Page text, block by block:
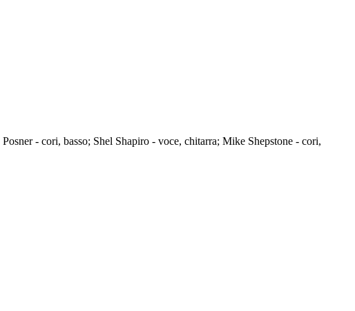
- cori, basso; Shel Shapiro - voce, chitarra; Mike Shepstone - cori,